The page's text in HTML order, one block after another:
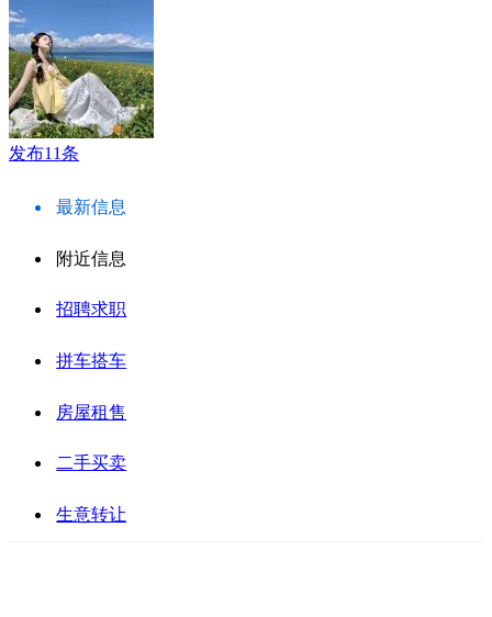
发布11条
最新信息
附近信息
招聘求职
拼车搭车
房屋租售
二手买卖
生意转让